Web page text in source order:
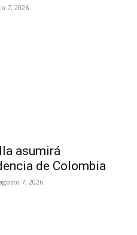
7, 2026
asumirá
de Colombia
7, 2026